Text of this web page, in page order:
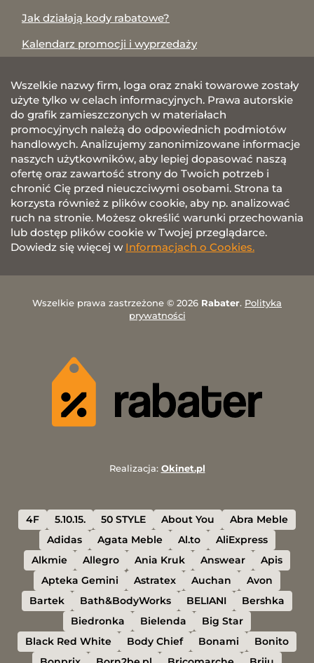
Jak działają kody rabatowe?
Kalendarz promocji i wyprzedaży
Wszelkie nazwy firm, loga oraz znaki towarowe zostały
użyte tylko w celach informacyjnych. Prawa autorskie
do grafik zamieszczonych w materiałach
promocyjnych należą do odpowiednich podmiotów
handlowych. Analizujemy zanonimizowane informacje
naszych użytkowników, aby lepiej dopasować naszą
ofertę oraz zawartość strony do Twoich potrzeb i
chronić Cię przed nieuczciwymi osobami. Strona ta
korzysta również z plików cookie, aby np. analizować
ruch na stronie. Możesz określić warunki przechowania
lub dostęp plików cookie w Twojej przeglądarce.
Dowiedz się więcej w Informacjach o Cookies.
Wszelkie prawa zastrzeżone © 2026 Rabater. Polityka
prywatności
Realizacja: Okinet.pl
4F 5.10.15. 50 STYLE About You
Abra Meble
Adidas
Agata Meble Al.to
AliExpress
Alkmie
Allegro Ania Kruk Answear
Apis
Apteka Gemini
Astratex Auchan
Avon
Bartek
Bath&BodyWorks BELIANI
Bershka
Biedronka
Bielenda
Big Star
Black Red White
Body Chief Bonami
Bonito